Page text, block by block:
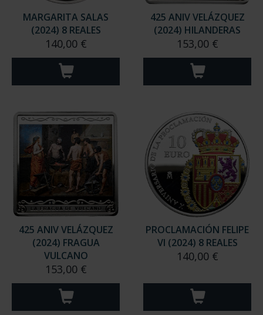
MARGARITA SALAS
(2024) 8 REALES
140,00 €
425 ANIV VELÁZQUEZ
(2024) HILANDERAS
153,00 €
425 ANIV VELÁZQUEZ
(2024) FRAGUA
VULCANO
153,00 €
PROCLAMACIÓN FELIPE
VI (2024) 8 REALES
140,00 €